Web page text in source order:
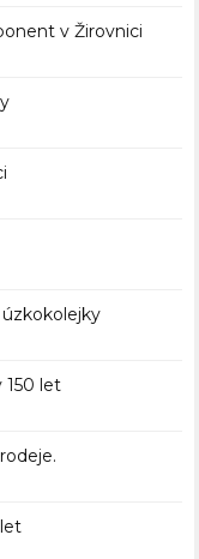
v Žirovnici
150 let